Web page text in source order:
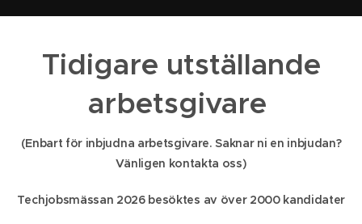
Tidigare utställande
arbetsgivare
(Enbart för inbjudna arbetsgivare. Saknar ni en inbjudan?
Vänligen kontakta oss)
Techjobsmässan 2026 besöktes av över 2000 kandidater